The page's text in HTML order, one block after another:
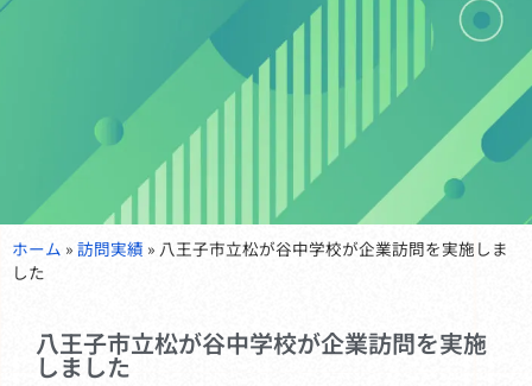
ホーム » 訪問実績 » 八王子市立松が谷中学校が企業訪問を実施しま
した
八王子市立松が谷中学校が企業訪問を実施
しました